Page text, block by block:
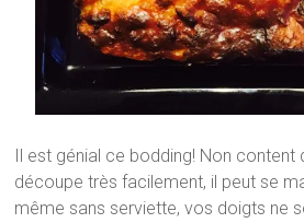
Il est génial ce bodding! Non content
découpe très facilement, il peut se
même sans serviette, vos doigts ne